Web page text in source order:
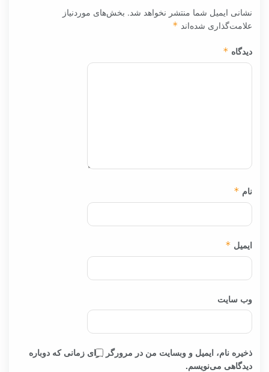
نشانی ایمیل شما منتشر نخواهد شد. بخش‌های موردنیاز
علامت‌گذاری شده‌اند *
دیدگاه *
نام *
ایمیل *
وب‌ سایت
ذخیره نام، ایمیل و وبسایت من در مرورگر برای زمانی که دوباره
دیدگاهی می‌نویسم.